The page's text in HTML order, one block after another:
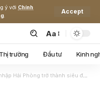
ý với Chính
.
Accept
Aa
Thị trường Đầu tư Kinh
Phòng trở thành siêu đô thị ven biển mới